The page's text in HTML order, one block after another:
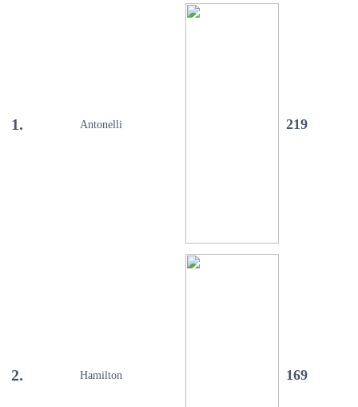
1. Antonelli 219
2. Hamilton 169